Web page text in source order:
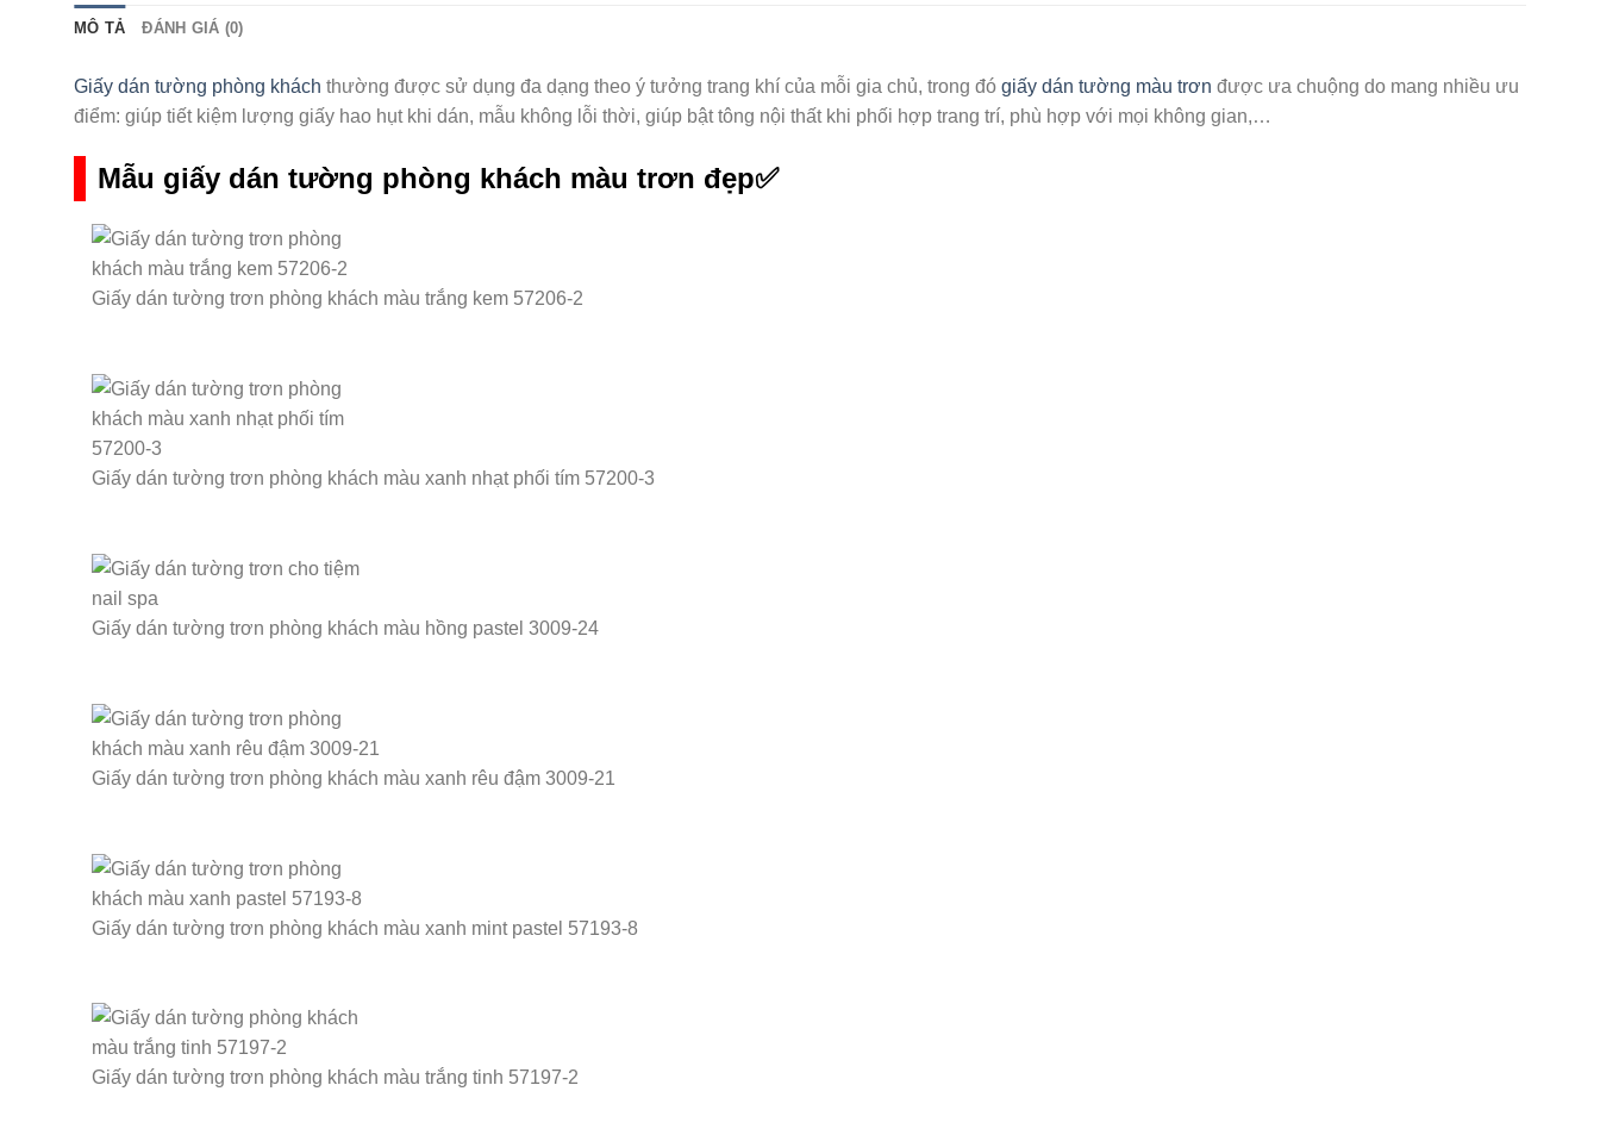
MÔ TẢ ĐÁNH GIÁ (0)
Giấy dán tường phòng khách thường được sử dụng đa dạng theo ý tưởng trang khí của mỗi gia chủ, trong đó giấy dán tường màu trơn được ưa chuộng do mang nhiều ưu
điểm: giúp tiết kiệm lượng giấy hao hụt khi dán, mẫu không lỗi thời, giúp bật tông nội thất khi phối hợp trang trí, phù hợp với mọi không gian,…
Mẫu giấy dán tường phòng khách màu trơn đẹp✅
Giấy dán tường trơn phòng khách màu trắng kem 57206-2
Giấy dán tường trơn phòng khách màu xanh nhạt phối tím 57200-3
Giấy dán tường trơn phòng khách màu hồng pastel 3009-24
Giấy dán tường trơn phòng khách màu xanh rêu đậm 3009-21
Giấy dán tường trơn phòng khách màu xanh mint pastel 57193-8
Giấy dán tường trơn phòng khách màu trắng tinh 57197-2